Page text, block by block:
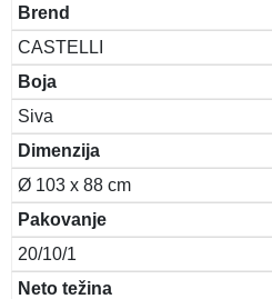
Brend
CASTELLI
Boja
Siva
Dimenzija
Ø 103 x 88 cm
Pakovanje
20/10/1
Neto težina